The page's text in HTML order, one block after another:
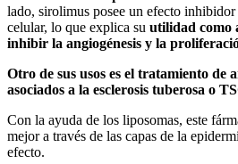
lado, sirolimus posee un efecto
celular, lo que explica su utilidad como
inhibir la angiogénesis y la
Otro de sus usos es el tratamiento de
asociados a la esclerosis tuberosa o
Con la ayuda de los liposomas, este
mejor a través de las capas de la
efecto.